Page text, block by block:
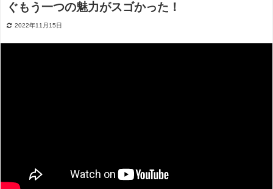
ぐもう一つの魅力がスゴかった！
2022年11月15日